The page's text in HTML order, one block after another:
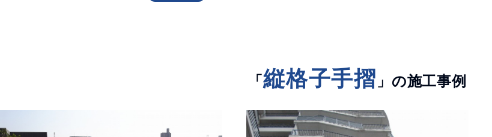
「縦格子手摺 」の施工事例